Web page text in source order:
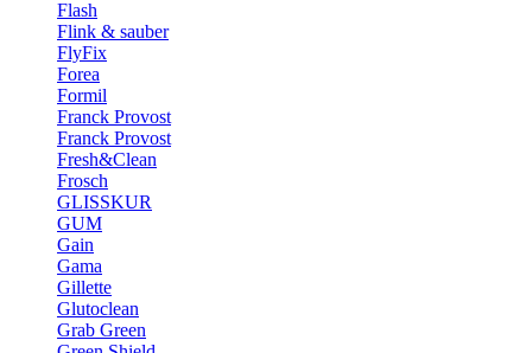
Flash
Flink & sauber
FlyFix
Forea
Formil
Franck Provost
Franck Provost
Fresh&Clean
Frosch
GLISSKUR
GUM
Gain
Gama
Gillette
Glutoclean
Grab Green